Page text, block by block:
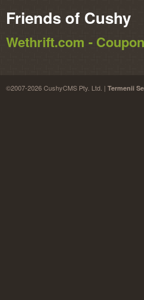
Friends of Cushy
Wethrift.com -
©2007-2026 CushyCMS Pty. Ltd. | Termenii